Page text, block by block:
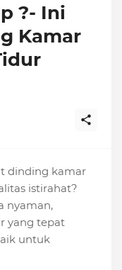
?- Ini
Kamar
dinding kamar
istirahat?
nyaman,
yang tepat
untuk